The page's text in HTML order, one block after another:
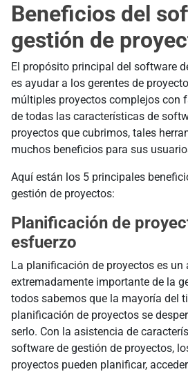
Beneficios del
gestión de
El propósito principal del software
es ayudar a los gerentes de
múltiples proyectos complejos con
de todas las características de
proyectos que cubrimos, tales
muchos beneficios para sus
Aquí están los 5 principales
gestión de proyectos:
Planificación de
esfuerzo
La planificación de proyectos es un
extremadamente importante de la
todos sabemos que la mayoría del
planificación de proyectos se
serlo. Con la asistencia de
software de gestión de proyectos,
proyectos pueden planificar,